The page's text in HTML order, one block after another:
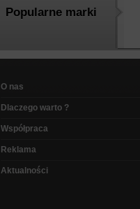
Popularne marki
O nas
Dlaczego warto ?
Współpraca
Reklama
Aktualności